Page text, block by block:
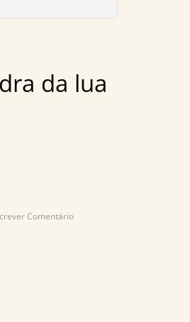
da lua
Comentário